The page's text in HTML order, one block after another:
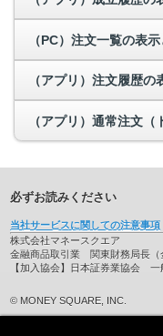
（PC）注文一覧の表
（アプリ）注文履歴の
（アプリ）通常注文
必ずお読みください
当社サービスに関しての注意事項
株式会社マネースクエア
金融商品取引業 関東財務局長（
【加入協会】日本証券業協会
© MONEY SQUARE, INC.